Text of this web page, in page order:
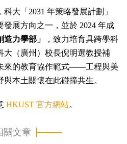
大「2031 年策略發展計劃」
展方向之一，並於 2024 年成
力學部」
，致力培育具跨學科
大（廣州）校長倪明選教授補
來的教育協作範式——工程與美
本土關懷在此碰撞共生。
HKUST 官方網站。
關文章